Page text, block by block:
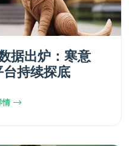
据出炉：寒意
持续探底
情